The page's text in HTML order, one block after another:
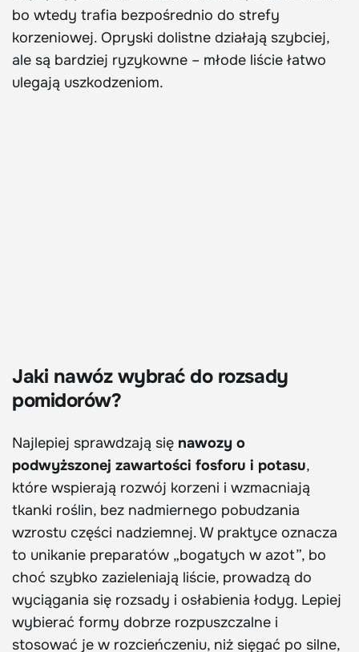
bo wtedy trafia bezpośrednio do strefy
korzeniowej. Opryski dolistne działają szybciej,
ale są bardziej ryzykowne – młode liście łatwo
ulegają uszkodzeniom.
Jaki nawóz wybrać do rozsady
pomidorów?
Najlepiej sprawdzają się nawozy o
podwyższonej zawartości fosforu i potasu,
które wspierają rozwój korzeni i wzmacniają
tkanki roślin, bez nadmiernego pobudzania
wzrostu części nadziemnej. W praktyce oznacza
to unikanie preparatów „bogatych w azot”, bo
choć szybko zazieleniają liście, prowadzą do
wyciągania się rozsady i osłabienia łodyg. Lepiej
wybierać formy dobrze rozpuszczalne i
stosować je w rozcieńczeniu, niż sięgać po silne,